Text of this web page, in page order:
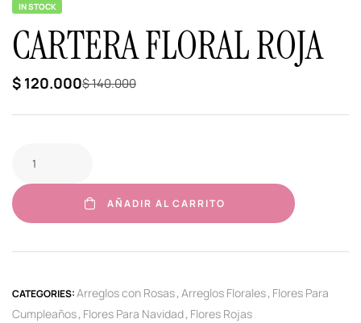
IN STOCK
CARTERA FLORAL ROJA
$140.000
$ 120.000
AÑADIR AL CARRITO
CATEGORIES:Arreglos con Rosas, Arreglos Florales, Flores Para
Cumpleaños, Flores Para Navidad, Flores Rojas